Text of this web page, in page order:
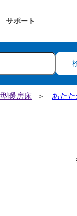
サポート
暖房床 あた